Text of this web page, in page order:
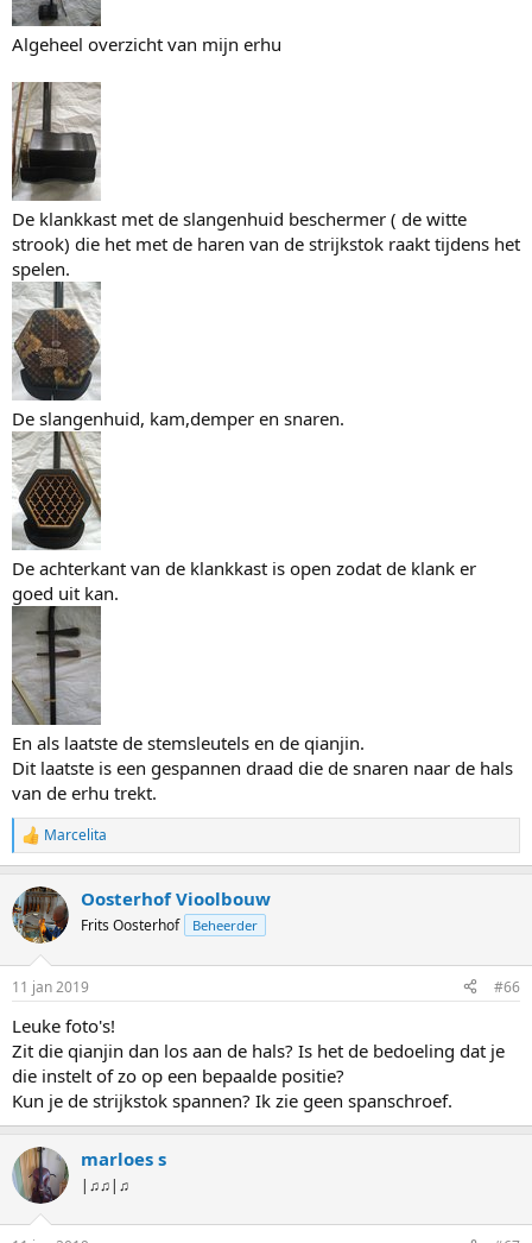
Algeheel overzicht van mijn erhu
De klankkast met de slangenhuid beschermer ( de witte
strook) die het met de haren van de strijkstok raakt tijdens het
spelen.
De slangenhuid, kam,demper en snaren.
De achterkant van de klankkast is open zodat de klank er
goed uit kan.
En als laatste de stemsleutels en de qianjin.
Dit laatste is een gespannen draad die de snaren naar de hals
van de erhu trekt.
W
a
r
d
e
n
e
n
:
Marcelita
Oosterhof Vioolbouw
Frits Oosterhof Beheerder
11 jan 2019 #66
Leuke foto's!
Zit die qianjin dan los aan de hals? Is het de bedoeling dat je
die instelt of zo op een bepaalde positie?
Kun je de strijkstok spannen? Ik zie geen spanschroef.
marloes s
|♫♫|♫